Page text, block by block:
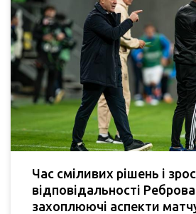
Час сміливих рішень і
відповідальності
захоплюючі аспекти